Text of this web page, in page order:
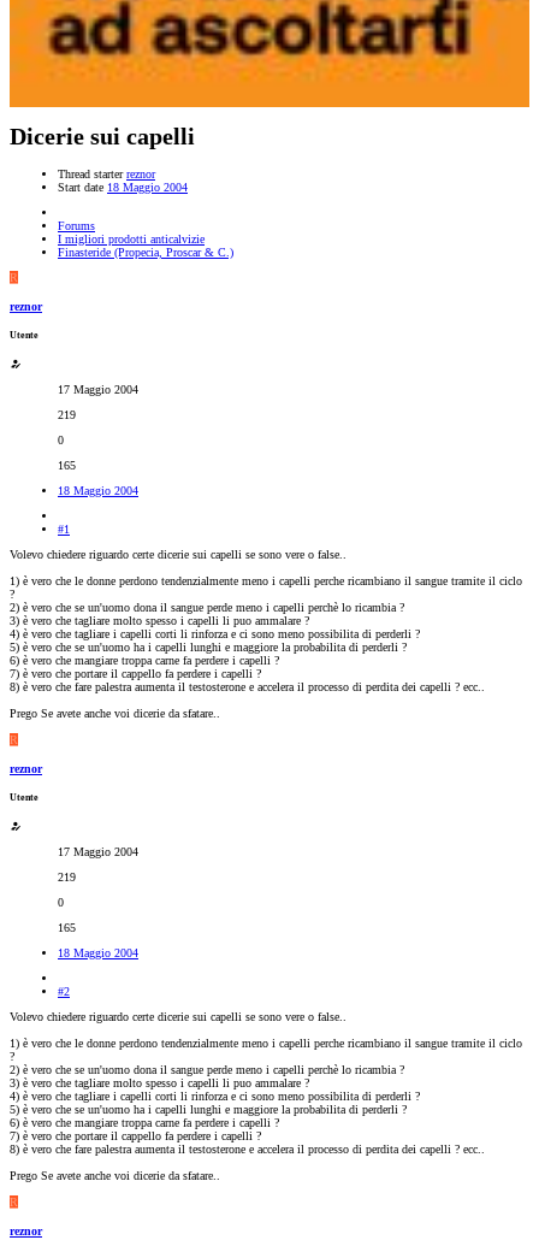
Dicerie sui capelli
Thread starter reznor
Start date 18 Maggio 2004
Forums
I migliori prodotti anticalvizie
Finasteride (Propecia, Proscar & C.)
R
reznor
Utente
17 Maggio 2004
219
0
165
18 Maggio 2004
#1
Volevo chiedere riguardo certe dicerie sui capelli se sono vere o false..
1) è vero che le donne perdono tendenzialmente meno i capelli perche ricambiano il sangue tramite il ciclo
?
2) è vero che se un'uomo dona il sangue perde meno i capelli perchè lo ricambia ?
3) è vero che tagliare molto spesso i capelli li puo ammalare ?
4) è vero che tagliare i capelli corti li rinforza e ci sono meno possibilita di perderli ?
5) è vero che se un'uomo ha i capelli lunghi e maggiore la probabilita di perderli ?
6) è vero che mangiare troppa carne fa perdere i capelli ?
7) è vero che portare il cappello fa perdere i capelli ?
8) è vero che fare palestra aumenta il testosterone e accelera il processo di perdita dei capelli ? ecc..
Prego Se avete anche voi dicerie da sfatare..
R
reznor
Utente
17 Maggio 2004
219
0
165
18 Maggio 2004
#2
Volevo chiedere riguardo certe dicerie sui capelli se sono vere o false..
1) è vero che le donne perdono tendenzialmente meno i capelli perche ricambiano il sangue tramite il ciclo
?
2) è vero che se un'uomo dona il sangue perde meno i capelli perchè lo ricambia ?
3) è vero che tagliare molto spesso i capelli li puo ammalare ?
4) è vero che tagliare i capelli corti li rinforza e ci sono meno possibilita di perderli ?
5) è vero che se un'uomo ha i capelli lunghi e maggiore la probabilita di perderli ?
6) è vero che mangiare troppa carne fa perdere i capelli ?
7) è vero che portare il cappello fa perdere i capelli ?
8) è vero che fare palestra aumenta il testosterone e accelera il processo di perdita dei capelli ? ecc..
Prego Se avete anche voi dicerie da sfatare..
R
reznor